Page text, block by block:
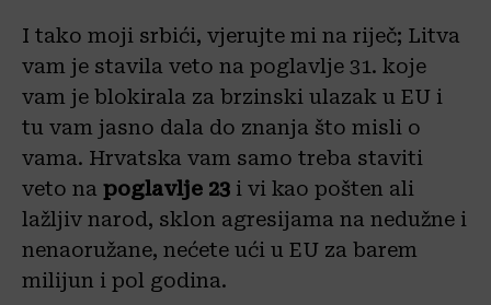
I tako moji srbići, vjerujte mi na riječ; Litva
vam je stavila veto na poglavlje 31. koje
vam je blokirala za brzinski ulazak u EU i
tu vam jasno dala do znanja što misli o
vama. Hrvatska vam samo treba staviti
veto na poglavlje 23 i vi kao pošten ali
lažljiv narod, sklon agresijama na nedužne i
nenaoružane, nećete ući u EU za barem
milijun i pol godina.